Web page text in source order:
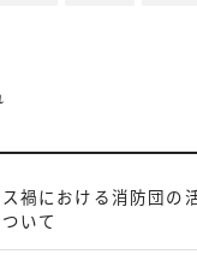
禍における消防団の
いて